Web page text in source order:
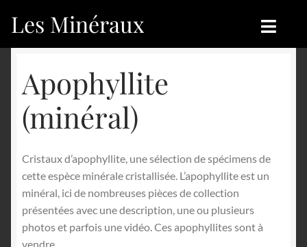
Aller
à
Aller
au
Les Minéraux
Catégories
Nouveautés
Achat
Mon compte
Boutique
Nouveautés
Blog
Achat
Contactez-nous
Apophyllite
(minéral)
Cristaux d’apophyllite, une sélection de spécimens de
cette espèce minérale cristallisée. L’apophyllite est un
minéral, ici de nombreuses pièces de collection
présentées avec une description, une ou plusieurs
photos et parfois une vidéo. Ces apophyllites sont à
vendre.